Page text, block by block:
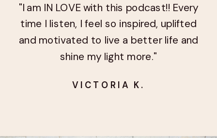
VICTORIA K.
"I am IN LOVE with this podcast!! Every
time I listen, I feel so inspired, uplifted
and motivated to live a better life and
shine my light more."